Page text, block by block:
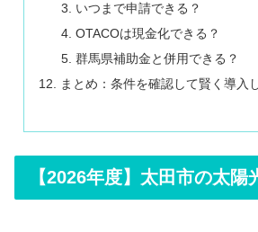
いつまで申請できる？
OTACOは現金化できる？
群馬県補助金と併用できる？
まとめ：条件を確認して賢く導入
【2026年度】太田市の太陽